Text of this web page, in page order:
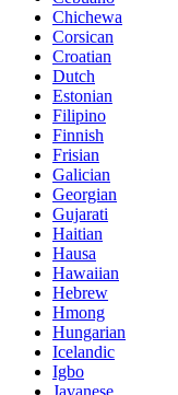
Chichewa
Corsican
Croatian
Dutch
Estonian
Filipino
Finnish
Frisian
Galician
Georgian
Gujarati
Haitian
Hausa
Hawaiian
Hebrew
Hmong
Hungarian
Icelandic
Igbo
Javanese